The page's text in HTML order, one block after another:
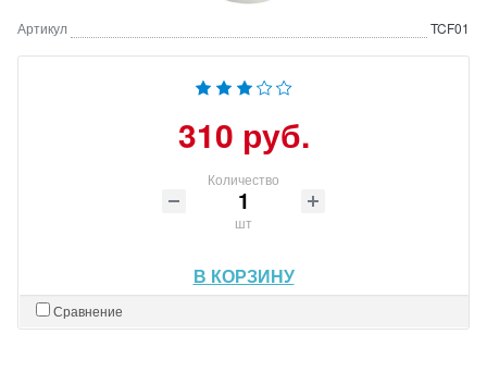
Артикул TCF01
310 руб.
Количество
шт
В КОРЗИНУ
Сравнение